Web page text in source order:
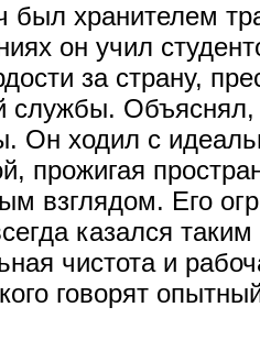
был хранителем
он учил
за страну,
службы.
Он ходил с
прожигая
взглядом. Его
казался
чистота и
говорят